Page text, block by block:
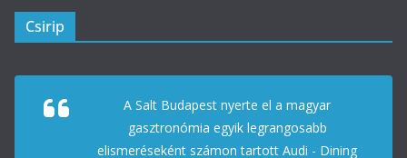
Csirip
A Salt Budapest nyerte el a magyar
gasztronómia egyik legrangosabb
elismeréseként számon tartott Audi - Dining